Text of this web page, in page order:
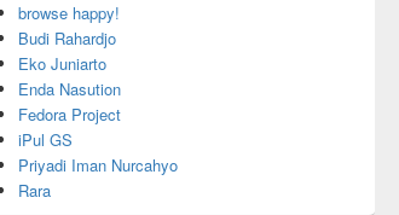
browse happy!
Budi Rahardjo
Eko Juniarto
Enda Nasution
Fedora Project
iPul GS
Priyadi Iman Nurcahyo
Rara